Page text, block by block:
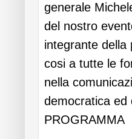
generale
del nostro
integrante della
cosi a tutte le
nella
democratica ed
PROGRAMMA